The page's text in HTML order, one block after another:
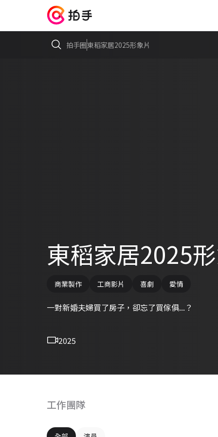
拍手圈東稻家居2025形象片
東稻家居2025
商業製作 工商影片 喜劇 愛情
一對新婚夫婦買了房子，卻忘了買傢俱...？
2025
工作團隊